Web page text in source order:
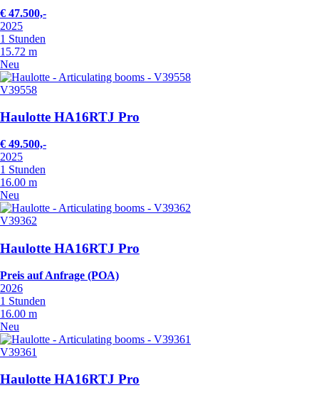
€ 47.500,-
2025
1 Stunden
15.72 m
Neu
V39558
Haulotte HA16RTJ Pro
€ 49.500,-
2025
1 Stunden
16.00 m
Neu
V39362
Haulotte HA16RTJ Pro
Preis auf Anfrage (POA)
2026
1 Stunden
16.00 m
Neu
V39361
Haulotte HA16RTJ Pro